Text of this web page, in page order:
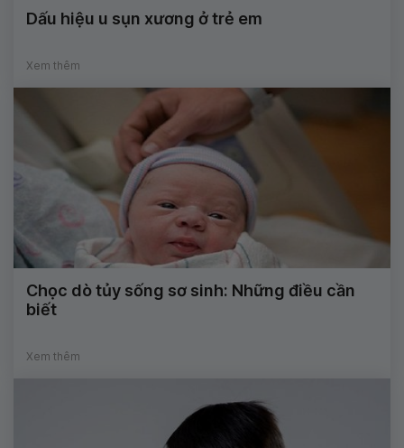
Dấu hiệu u sụn xương ở trẻ em
Xem thêm
Chọc dò tủy sống sơ sinh: Những điều cần
biết
Xem thêm